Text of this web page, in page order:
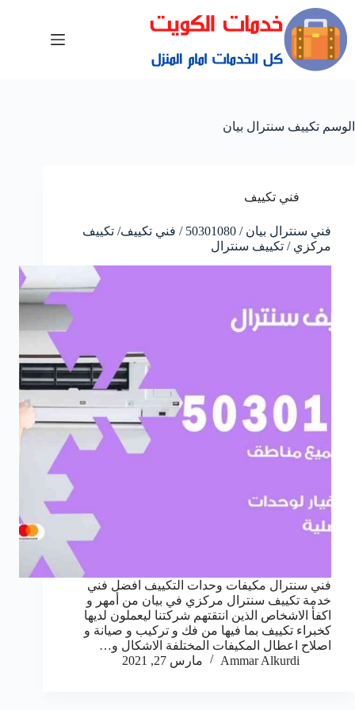
الوسم تكييف سنترال بيان
فني تكييف
فني سنترال بيان / 50301080 / فني تكييف/ تكييف
مركزي / تكييف سنترال
فني سنترال مكيفات وحدات التكييف افضل فني
خدمة تكييف سنترال مركزي في بيان من أمهر و
اكفأ الاشخاص الذين انتقتهم شركتنا ليعملون لديها
كخبراء تكييف بما فيها من فك و تركيب و صيانة و
اصلاح اعطال المكيفات المختلفة الاشكال و…
Ammar Alkurdi
مارس 27, 2021